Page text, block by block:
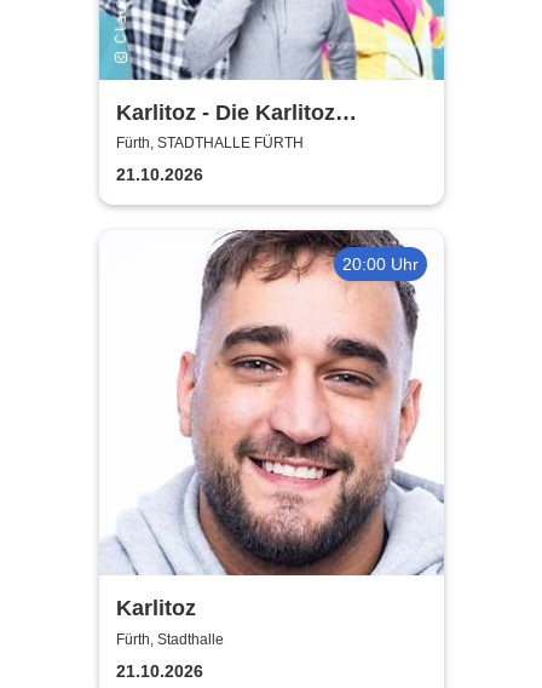
Karlitoz - Die Karlitoz
Supershow
Fürth, STADTHALLE FÜRTH
21.10.2026
20:00 Uhr
Karlitoz
Fürth, Stadthalle
21.10.2026